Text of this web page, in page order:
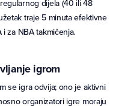
dijela (40 ili 48
traje 5 minuta efektivne
za NBA takmičenja.
igrom
se igra odvija; ono je aktivni
organizatori igre moraju